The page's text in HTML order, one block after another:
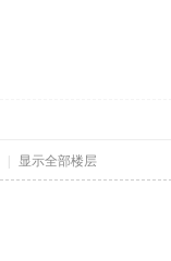
显示全部楼层